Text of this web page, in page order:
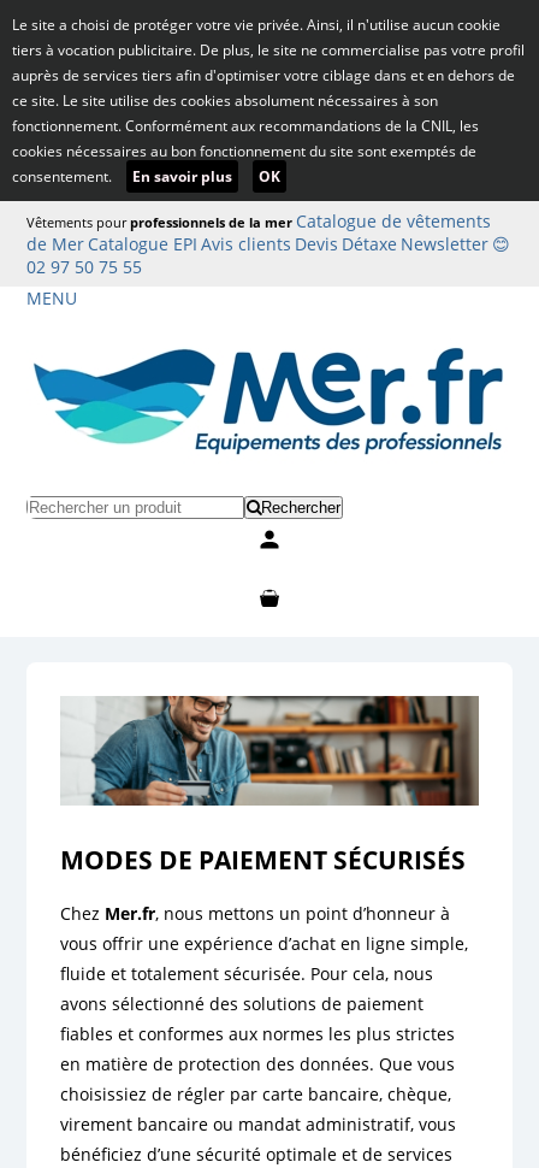
Le site a choisi de protéger votre vie privée. Ainsi, il n'utilise aucun cookie
tiers à vocation publicitaire. De plus, le site ne commercialise pas votre profil
auprès de services tiers afin d'optimiser votre ciblage dans et en dehors de
ce site. Le site utilise des cookies absolument nécessaires à son
fonctionnement. Conformément aux recommandations de la CNIL, les
cookies nécessaires au bon fonctionnement du site sont exemptés de
consentement.
En savoir plus OK
Vêtements pourprofessionnels de la mer Catalogue de vêtements
de Mer Catalogue EPI Avis clients Devis Détaxe Newsletter 😊
02 97 50 75 55
MENU
Rechercher
MODES DE PAIEMENT SÉCURISÉS
Chez Mer.fr, nous mettons un point d’honneur à
vous offrir une expérience d’achat en ligne simple,
fluide et totalement sécurisée. Pour cela, nous
avons sélectionné des solutions de paiement
fiables et conformes aux normes les plus strictes
en matière de protection des données. Que vous
choisissiez de régler par carte bancaire, chèque,
virement bancaire ou mandat administratif, vous
bénéficiez d’une sécurité optimale et de services